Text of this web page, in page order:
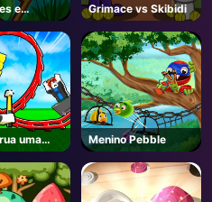
e
Grimace vs Skibidi
uma
russa🎢
Menino Pebble